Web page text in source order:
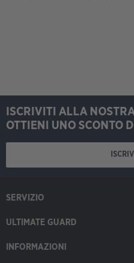
ISCRIVITI ALLA
OTTIENI UNO SCONTO
SERVIZIO
ULTIMATE GUARD
INFORMAZIONI